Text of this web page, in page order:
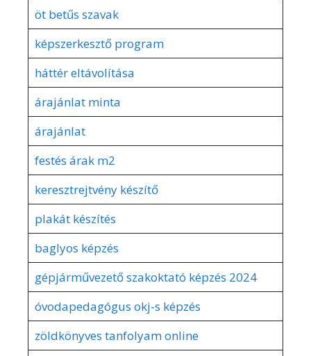
öt betűs szavak
képszerkesztő program
háttér eltávolítása
árajánlat minta
árajánlat
festés árak m2
keresztrejtvény készítő
plakát készítés
baglyos képzés
gépjárművezető szakoktató képzés 2024
óvodapedagógus okj-s képzés
zöldkönyves tanfolyam online